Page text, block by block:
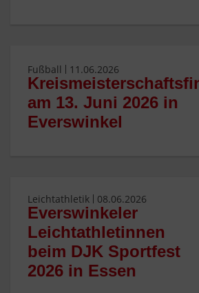
Fußball 11.06.2026
am 13. Juni 2026 in
Everswinkel
Leichtathletik 08.06.2026
Everswinkeler
Leichtathletinnen
beim DJK Sportfest
2026 in Essen